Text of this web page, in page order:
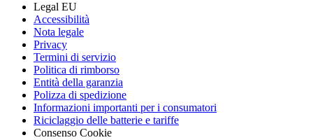
Legal EU
Accessibilità
Nota legale
Privacy
Termini di servizio
Politica di rimborso
Entità della garanzia
Polizza di spedizione
Informazioni importanti per i consumatori
Riciclaggio delle batterie e tariffe
Consenso Cookie